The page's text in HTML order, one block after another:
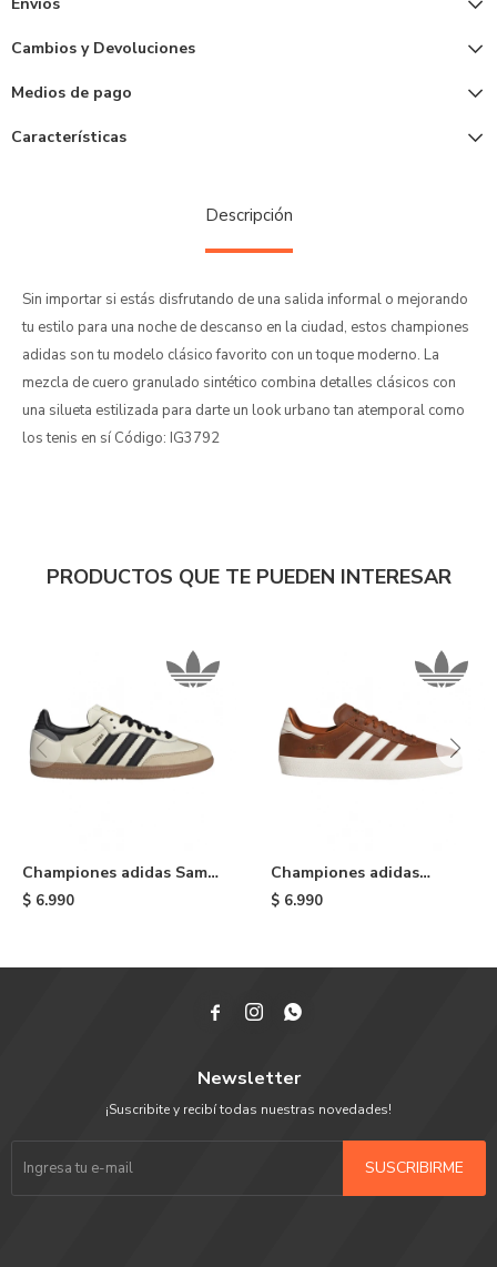
Cambios y Devoluciones
Medios de pago
Características
Descripción
Sin importar si estás disfrutando de una salida informal o mejorando
tu estilo para una noche de descanso en la ciudad, estos championes
adidas son tu modelo clásico favorito con un toque moderno. La
mezcla de cuero granulado sintético combina detalles clásicos con
una silueta estilizada para darte un look urbano tan atemporal como
los tenis en sí Código: IG3792
PRODUCTOS QUE TE PUEDEN INTERESAR
Championes adidas Samba
OG - White
$ 6.990
Championes adidas
Gazelle ADV - Brown
$ 6.990
  
Newsletter
¡Suscribite y recibí todas nuestras novedades!
SUSCRIBIRME